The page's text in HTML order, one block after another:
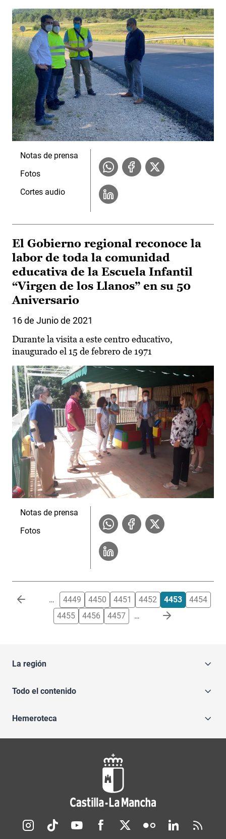
Notas de prensa
Fotos
Cortes audio
El Gobierno regional reconoce la
labor de toda la comunidad
educativa de la Escuela Infantil
“Virgen de los Llanos” en su 50
Aniversario
16 de Junio de 2021
Durante la visita a este centro educativo,
inaugurado el 15 de febrero de 1971
Notas de prensa
Fotos
Paginación … 4449 4450 4451 4452 4453
4454
4455
4456 4457 …
La región
Todo el contenido
Hemeroteca
Redes sociales JCCM